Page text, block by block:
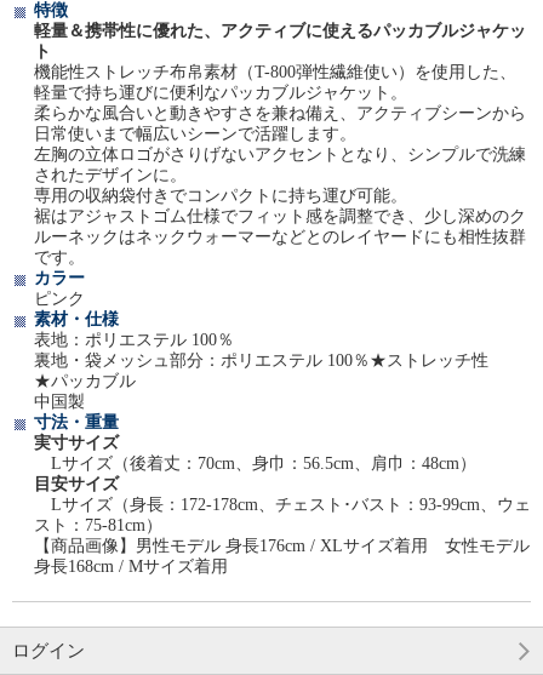
特徴
軽量＆携帯性に優れた、アクティブに使えるパッカブルジャケッ
ト
機能性ストレッチ布帛素材（T-800弾性繊維使い）を使用した、
軽量で持ち運びに便利なパッカブルジャケット。
柔らかな風合いと動きやすさを兼ね備え、アクティブシーンから
日常使いまで幅広いシーンで活躍します。
左胸の立体ロゴがさりげないアクセントとなり、シンプルで洗練
されたデザインに。
専用の収納袋付きでコンパクトに持ち運び可能。
裾はアジャストゴム仕様でフィット感を調整でき、少し深めのク
ルーネックはネックウォーマーなどとのレイヤードにも相性抜群
です。
カラー
ピンク
素材・仕様
表地：ポリエステル 100％
裏地・袋メッシュ部分：ポリエステル 100％★ストレッチ性
★パッカブル
中国製
寸法・重量
実寸サイズ
Lサイズ（後着丈：70cm、身巾：56.5cm、肩巾：48cm）
目安サイズ
Lサイズ（身長：172-178cm、チェスト･バスト：93-99cm、ウェ
スト：75-81cm）
【商品画像】男性モデル 身長176cm / XLサイズ着用 女性モデル
身長168cm / Mサイズ着用
ログイン